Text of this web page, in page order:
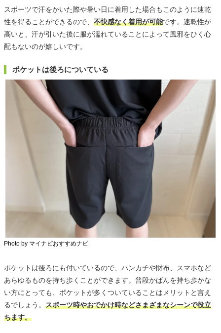
スポーツで汗をかいた際や暑い日に着用した場合もこのように速乾
性を得ることができるので、 不快感なく着用が可能です。速乾性が
高いと、汗が引いた後に服が濡れていることによって風邪をひく心
配もないのが嬉しいです。
ポケットは後ろについている
Photo by マイナビおすすめナビ
ポケットは後ろにも付いているので、ハンカチや財布、スマホなど
あらゆるものを持ち歩くことができます。普段かばんを持ち歩かな
い方にとっても、ポケットが多くついていることはメリットと言え
るでしょう。 スポーツ時やおでかけ時などさまざまなシーンで役立
ちます。